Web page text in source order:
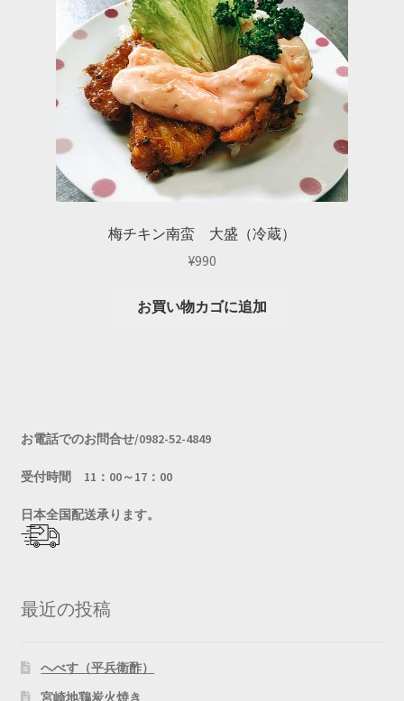
梅チキン南蛮 大盛（冷蔵）
¥990
お買い物カゴに追加
お電話でのお問合せ/0982-52-4849
受付時間 11：00～17：00
日本全国配送承ります。
最近の投稿
へべす（平兵衛酢）